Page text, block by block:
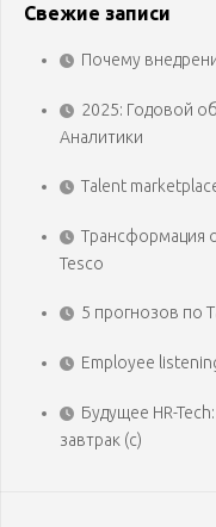
Свежие записи
Почему
2025: Годовой
Аналитики
Talent
Трансформация
Tesco
5 прогнозов по
Employee
Будущее HR-
завтрак (с)